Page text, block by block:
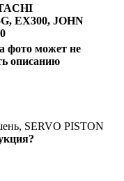
EX300, JOHN
фото может не
описанию
SERVO PISTON